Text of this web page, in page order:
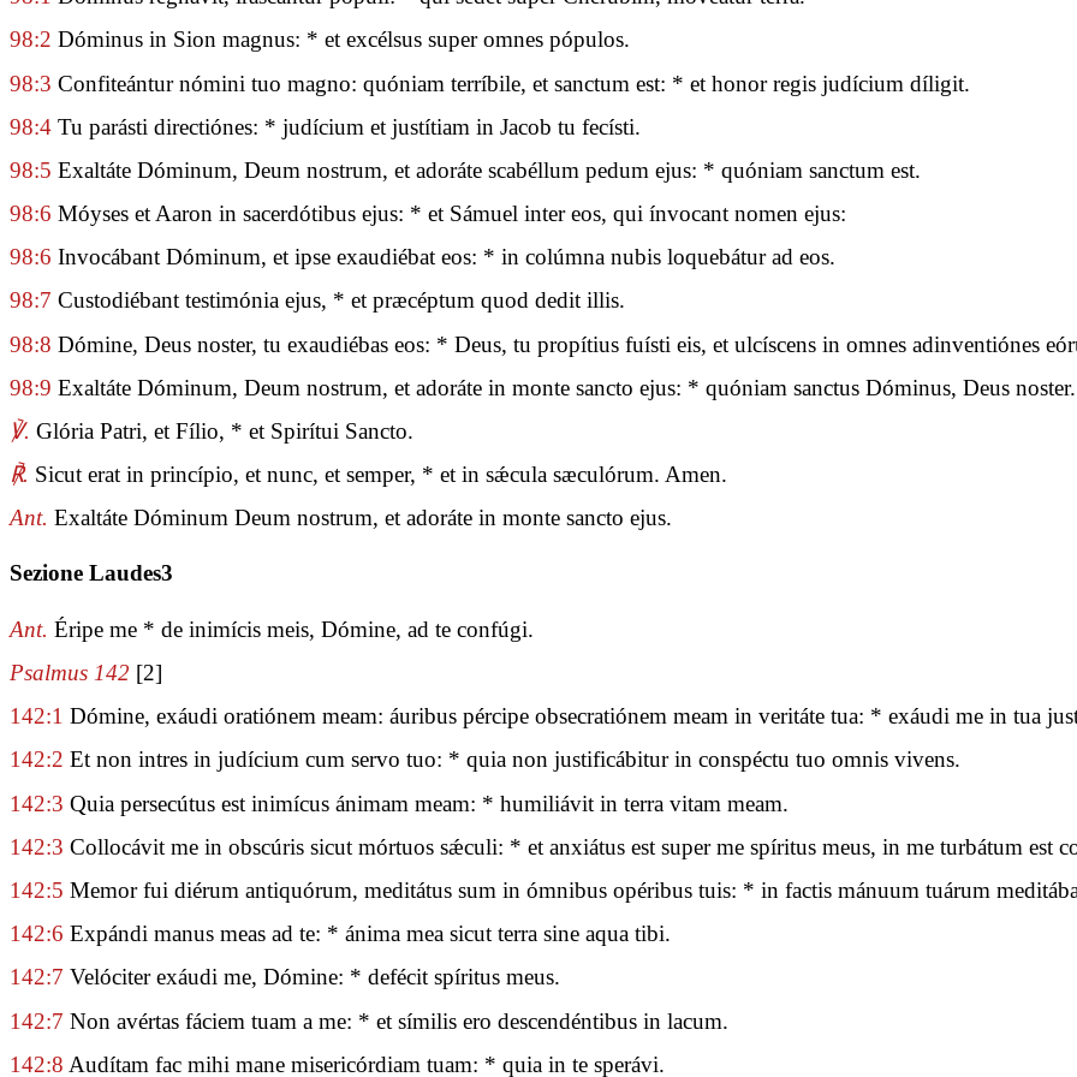
98:2 Dóminus in Sion magnus: * et excélsus super omnes pópulos.
98:3 Confiteántur nómini tuo magno: quóniam terríbile, et sanctum est: * et honor regis judícium díligit.
98:4 Tu parásti directiónes: * judícium et justítiam in Jacob tu fecísti.
98:5 Exaltáte Dóminum, Deum nostrum, et adoráte scabéllum pedum ejus: * quóniam sanctum est.
98:6 Móyses et Aaron in sacerdótibus ejus: * et Sámuel inter eos, qui ínvocant nomen ejus:
98:6 Invocábant Dóminum, et ipse exaudiébat eos: * in colúmna nubis loquebátur ad eos.
98:7 Custodiébant testimónia ejus, * et præcéptum quod dedit illis.
98:8 Dómine, Deus noster, tu exaudiébas eos: * Deus, tu propítius fuísti eis, et ulcíscens in omnes adinventiónes
98:9 Exaltáte Dóminum, Deum nostrum, et adoráte in monte sancto ejus: * quóniam sanctus Dóminus, Deus noster.
℣. Glória Patri, et Fílio, * et Spirítui Sancto.
℟. Sicut erat in princípio, et nunc, et semper, * et in sǽcula sæculórum. Amen.
Ant. Exaltáte Dóminum Deum nostrum, et adoráte in monte sancto ejus.
Sezione Laudes3
Ant. Éripe me * de inimícis meis, Dómine, ad te confúgi.
Psalmus 142 [2]
142:1 Dómine, exáudi oratiónem meam: áuribus pércipe obsecratiónem meam in veritáte tua: * exáudi me in tua
142:2 Et non intres in judícium cum servo tuo: * quia non justificábitur in conspéctu tuo omnis vivens.
142:3 Quia persecútus est inimícus ánimam meam: * humiliávit in terra vitam meam.
142:3 Collocávit me in obscúris sicut mórtuos sǽculi: * et anxiátus est super me spíritus meus, in me turbátum est
142:5 Memor fui diérum antiquórum, meditátus sum in ómnibus opéribus tuis: * in factis mánuum tuárum
142:6 Expándi manus meas ad te: * ánima mea sicut terra sine aqua tibi.
142:7 Velóciter exáudi me, Dómine: * defécit spíritus meus.
142:7 Non avértas fáciem tuam a me: * et símilis ero descendéntibus in lacum.
142:8 Audítam fac mihi mane misericórdiam tuam: * quia in te sperávi.